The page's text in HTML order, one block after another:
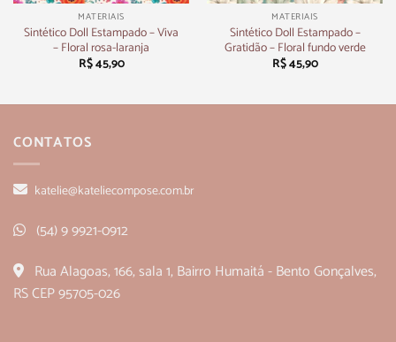
MATERIAIS
Sintético Doll Estampado – Viva
– Floral rosa-laranja
R$45,90
MATERIAIS
Sintético Doll Estampado –
Gratidão – Floral fundo verde
R$45,90
CONTATOS
katelie@kateliecompose.com.br
(54) 9 9921-0912
Rua Alagoas, 166, sala 1, Bairro Humaitá - Bento Gonçalves,
RS CEP 95705-026